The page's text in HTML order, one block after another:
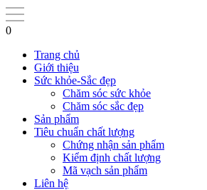
0
Trang chủ
Giới thiệu
Sức khỏe-Sắc đẹp
Chăm sóc sức khỏe
Chăm sóc sắc đẹp
Sản phẩm
Tiêu chuẩn chất lượng
Chứng nhận sản phẩm
Kiểm định chất lượng
Mã vạch sản phẩm
Liên hệ